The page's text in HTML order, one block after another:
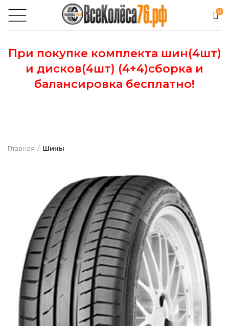
0
При покупке комплекта шин(4шт)
и дисков(4шт) (4+4)сборка и
балансировка бесплатно!
Главная Шины